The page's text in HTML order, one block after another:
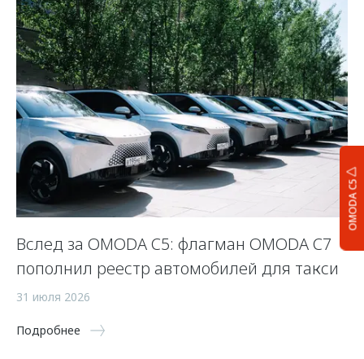
OMODA C5
Вслед за OMODA C5: флагман OMODA C7
пополнил реестр автомобилей для такси
31 июля 2026
Подробнее